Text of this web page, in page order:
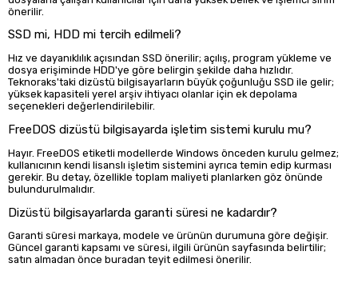
önerilir.
SSD mi, HDD mi tercih edilmeli?
Hız ve dayanıklılık açısından SSD önerilir; açılış, program yükleme ve
dosya erişiminde HDD'ye göre belirgin şekilde daha hızlıdır.
Teknoraks'taki dizüstü bilgisayarların büyük çoğunluğu SSD ile gelir;
yüksek kapasiteli yerel arşiv ihtiyacı olanlar için ek depolama
seçenekleri değerlendirilebilir.
FreeDOS dizüstü bilgisayarda işletim sistemi kurulu mu?
Hayır. FreeDOS etiketli modellerde Windows önceden kurulu gelmez;
kullanıcının kendi lisanslı işletim sistemini ayrıca temin edip kurması
gerekir. Bu detay, özellikle toplam maliyeti planlarken göz önünde
bulundurulmalıdır.
Dizüstü bilgisayarlarda garanti süresi ne kadardır?
Garanti süresi markaya, modele ve ürünün durumuna göre değişir.
Güncel garanti kapsamı ve süresi, ilgili ürünün sayfasında belirtilir;
satın almadan önce buradan teyit edilmesi önerilir.